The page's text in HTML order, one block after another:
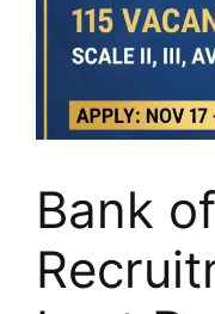
Bank